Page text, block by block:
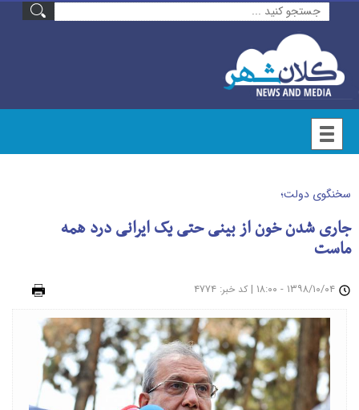
سخنگوی دولت؛
جاری شدن خون از بینی حتی یک ایرانی درد همه
ماست
| کد خبر: ۴۷۷۴